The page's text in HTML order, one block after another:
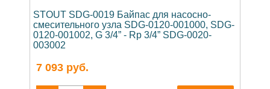
STOUT SDG-0019 Байпас для насосно-
смесительного узла SDG-0120-001000, SDG-
0120-001002, G 3/4” - Rp 3/4” SDG-0020-
003002
7 093 руб.